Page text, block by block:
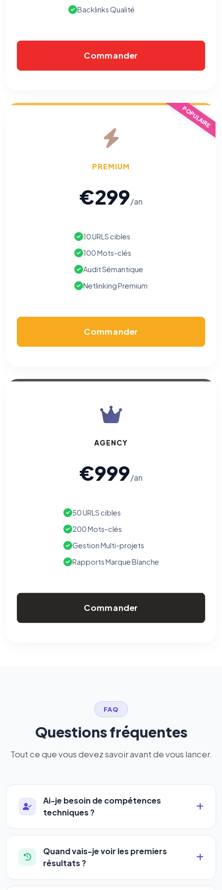
Backlinks Qualité
Commander
POPULAIRE
PREMIUM
€299/an
10 URLS cibles
100 Mots-clés
Audit Sémantique
Netlinking Premium
Commander
AGENCY
€999/an
50 URLS cibles
200 Mots-clés
Gestion Multi-projets
Rapports Marque Blanche
Commander
FAQ
Questions fréquentes
Tout ce que vous devez savoir avant de vous lancer.
Ai-je besoin de compétences
techniques ?
Absolument pas. Notre logiciel a été conçu pour
être accessible àtous les profils: artisans,
commerçants, auto-entrepreneurs, PME ou
complexe — vous renseignez l'adresse de votre
Quand vais-je voir les premiers
résultats ?
La plupart de nos utilisateurs observent une